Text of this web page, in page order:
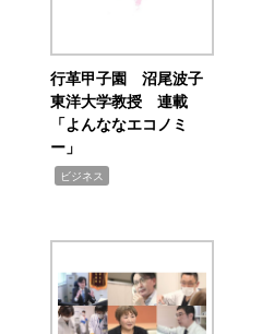
行革甲子園 沼尾波子
東洋大学教授 連載
「よんななエコノミ
ー」
ビジネス